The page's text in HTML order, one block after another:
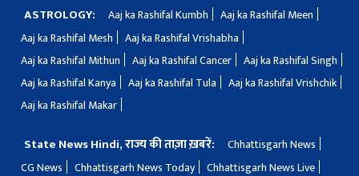
ASTROLOGY: Aaj ka Rashifal Kumbh
Aaj ka Rashifal Meen
Aaj ka Rashifal Mesh
Aaj ka Rashifal Vrishabha
Aaj ka Rashifal Mithun
Aaj ka Rashifal Cancer
Aaj ka Rashifal Singh
Aaj ka Rashifal Kanya
Aaj ka Rashifal Tula
Aaj ka Rashifal Vrishchik
Aaj ka Rashifal Makar
State News Hindi, राज्य की ताज़ा ख़बरें:
Chhattisgarh News
CG News
Chhattisgarh News Today
Chhattisgarh News Live